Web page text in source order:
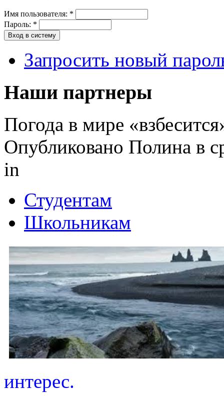
Имя пользователя: *
Пароль: *
Запросить новый
Наши партнеры
Погода в мире
Опубликовано Полина в
in
Студентам
Школьникам
интерес.